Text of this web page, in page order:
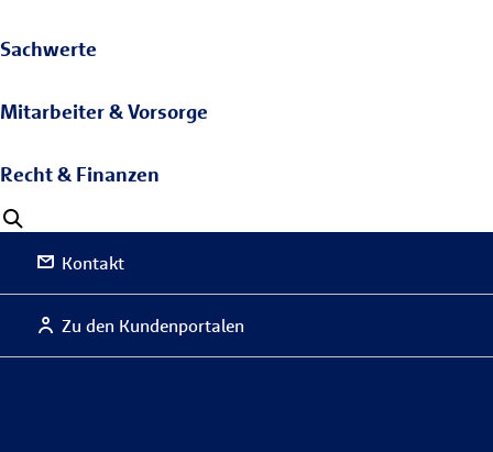
Sachwerte
Mitarbeiter & Vorsorge
Recht & Finanzen
Kontakt
Zu den Kundenportalen